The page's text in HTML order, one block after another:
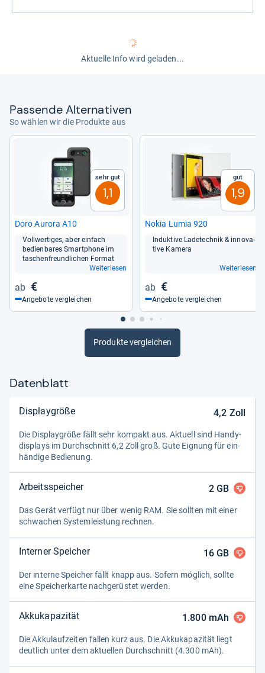
Aktuelle Info wird geladen...
Pas­sende Alter­na­ti­ven
So wählen wir die Produkte aus
Sehr gut
1,1
Doro Aurora A10
Voll­wer­ti­ges, aber ein­fach
bedien­ba­res Smart­phone im
taschen­freund­li­chen For­mat
Weiterlesen
€
Angebote vergleichen
Gut
1,9
Nokia Lumia 920
Induk­tive Lade­tech­nik & inno­va­
tive Kamera
Weiterlesen
€
Angebote vergleichen
Produkte vergleichen
Datenblatt
Displaygröße 4,2 Zoll
Die Dis­play­größe fällt sehr kom­pakt aus. Aktu­ell sind Han­dy­
dis­plays im Durch­schnitt 6,2 Zoll groß. Gute Eig­nung für ein­
hän­dige Bedie­nung.
Arbeitsspeicher 2GB
Das Gerät ver­fügt nur über wenig RAM. Sie soll­ten mit einer
schwa­chen Sys­tem­leis­tung rech­nen.
Interner Speicher 16GB
Der interne Spei­cher fällt knapp aus. Sofern mög­lich, sollte
eine Spei­cher­karte nach­ge­rüs­tet wer­den.
Akkukapazität 1.800mAh
Die Akku­lauf­zei­ten fal­len kurz aus. Die Akku­ka­pa­zi­tät liegt
deut­lich unter dem aktu­el­len Durch­schnitt (4.300 mAh).